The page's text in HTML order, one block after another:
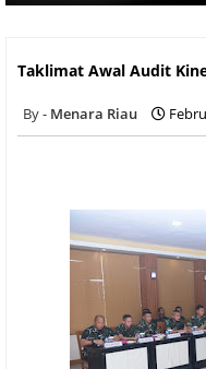
Taklimat Awal Audit
Menara Riau